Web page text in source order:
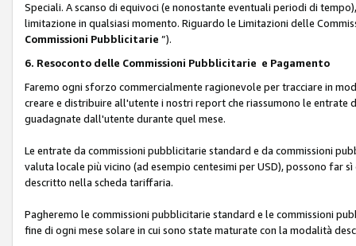
Speciali. A scanso di equivoci (e nonostante eventuali periodi di
limitazione in qualsiasi momento. Riguardo le Limitazioni delle
Commissioni Pubblicitarie ”).
6. Resoconto delle Commissioni Pubblicitarie e Pagamento
Faremo ogni sforzo commercialmente ragionevole per tracciare in
creare e distribuire all'utente i nostri report che riassumono le
guadagnate dall'utente durante quel mese.
Le entrate da commissioni pubblicitarie standard e da commissioni
valuta locale più vicino (ad esempio centesimi per USD), possono far
descritto nella scheda tariffaria.
Pagheremo le commissioni pubblicitarie standard e le commissioni
fine di ogni mese solare in cui sono state maturate con la modalità